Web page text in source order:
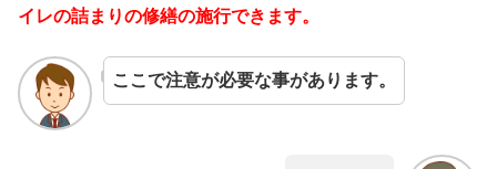
イレの詰まりの修繕の施行できます。
ここで注意が必要な事があります。